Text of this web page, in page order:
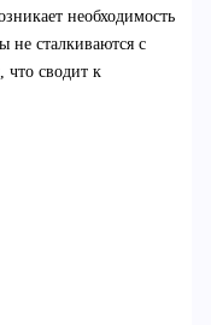
необходимость
не сталкиваются с
что сводит к